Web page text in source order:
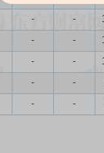
- -
- -
- -
- -
- -